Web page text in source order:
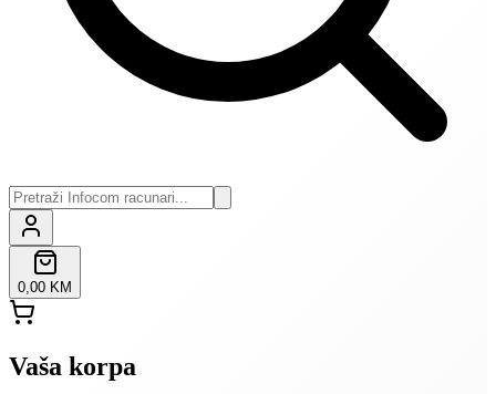
0,00 KM
Vaša korpa